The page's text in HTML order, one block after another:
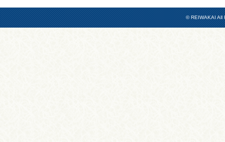
© REIWAKAI All